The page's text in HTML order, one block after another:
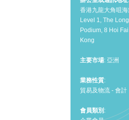
香港九龍大角咀
Level 1, The
Podium, 8 Hoi
Kong
主要市場: 亞洲
業務性質:
貿易及物流 - 會計
會員類別 :